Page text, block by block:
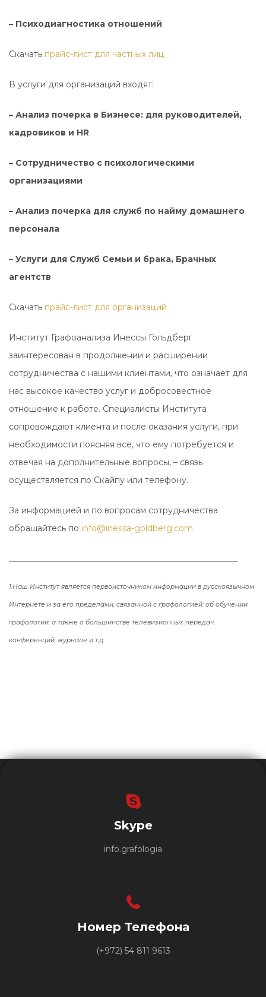
– Психодиагностика отношений
Скачать прайс-лист для частных лиц
В услуги для организаций входят:
– Анализ почерка в Бизнесе: для руководителей,
кадровиков и HR
– Сотрудничество с психологическими
организациями
– Анализ почерка для служб по найму домашнего
персонала
– Услуги для Служб Семьи и брака, Брачных
агентств
Скачать прайс-лист для организаций
Институт Графоанализа Инессы Гольдберг
заинтересован в продолжении и расширении
сотрудничества с нашими клиентами, что означает для
нас высокое качество услуг и добросовестное
отношение к работе. Специалисты Института
сопровождают клиента и после оказания услуги, при
необходимости поясняя все, что ему потребуется и
отвечая на дополнительные вопросы, – связь
осуществляется по Скайпу или телефону.
За информацией и по вопросам сотрудничества
обращайтесь по info@inessa-goldberg.com
1.Наш Институт является первоисточником информации в русскоязычном
Интернете и за его пределами, связанной с графологией: об обучении
графологии, а также о большинстве телевизионных передач,
конференций, журнале и т.д.
Skype
info.grafologia
Номер Телефона
(+972) 54 811 9613